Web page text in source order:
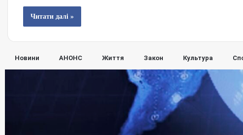
Читати далі »
Новини АНОНС Життя Закон Культура